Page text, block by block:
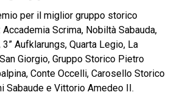
per il miglior gruppo storico
Scrima, Nobiltà Sabauda,
Aufklarungs, Quarta Legio, La
Giorgio, Gruppo Storico Pietro
Conte Occelli, Carosello Storico
Sabaude e Vittorio Amedeo II.